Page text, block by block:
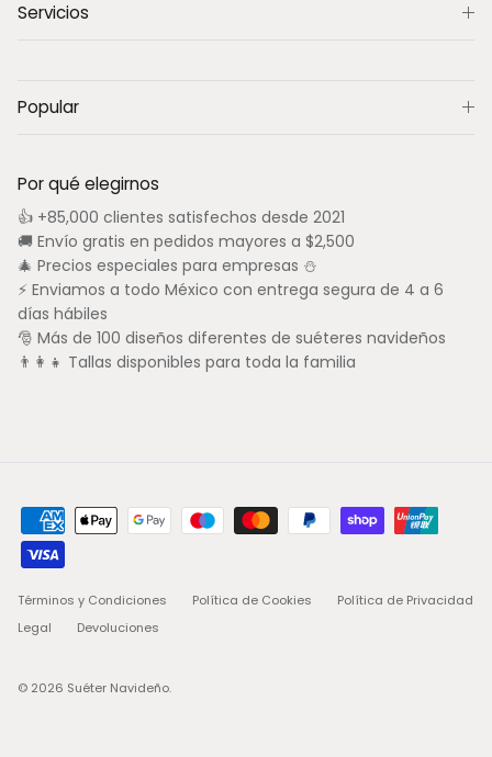
Servicios
Popular
Por qué elegirnos
👍 +85,000 clientes satisfechos desde 2021
🚚 Envío gratis en pedidos mayores a $2,500
🎄 Precios especiales para empresas ⛄
⚡ Enviamos a todo México con entrega segura de 4 a 6
días hábiles
🎅 Más de 100 diseños diferentes de suéteres navideños
👨‍👩‍👧 Tallas disponibles para toda la familia
Términos y Condiciones Política de Cookies
Política de Privacidad
Legal
Devoluciones
© 2026 Suéter Navideño.